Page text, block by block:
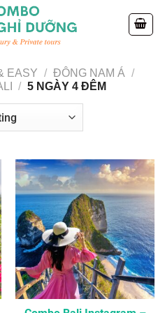
EASY / ĐÔNG NAM Á /
/ 5 NGÀY 4 ĐÊM